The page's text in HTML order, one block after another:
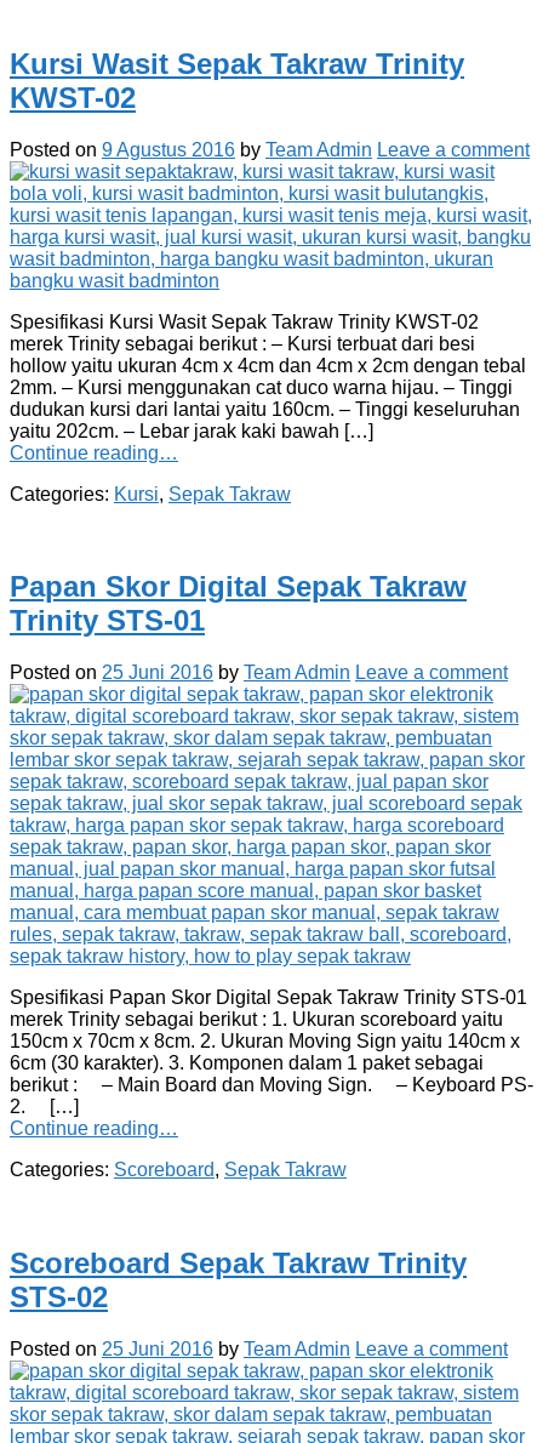
Kursi Wasit Sepak Takraw Trinity
KWST-02
Posted on 9 Agustus 2016 by Team Admin Leave a comment
Spesifikasi Kursi Wasit Sepak Takraw Trinity KWST-02
merek Trinity sebagai berikut : – Kursi terbuat dari besi
hollow yaitu ukuran 4cm x 4cm dan 4cm x 2cm dengan tebal
2mm. – Kursi menggunakan cat duco warna hijau. – Tinggi
dudukan kursi dari lantai yaitu 160cm. – Tinggi keseluruhan
yaitu 202cm. – Lebar jarak kaki bawah […]
Continue reading…
Categories: Kursi, Sepak Takraw
Papan Skor Digital Sepak Takraw
Trinity STS-01
Posted on 25 Juni 2016 by Team Admin Leave a comment
Spesifikasi Papan Skor Digital Sepak Takraw Trinity STS-01
merek Trinity sebagai berikut : 1. Ukuran scoreboard yaitu
150cm x 70cm x 8cm. 2. Ukuran Moving Sign yaitu 140cm x
6cm (30 karakter). 3. Komponen dalam 1 paket sebagai
berikut : – Main Board dan Moving Sign. – Keyboard PS-
2. […]
Continue reading…
Categories: Scoreboard, Sepak Takraw
Scoreboard Sepak Takraw Trinity
STS-02
Posted on 25 Juni 2016 by Team Admin Leave a comment